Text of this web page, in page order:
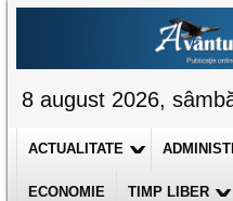
8 august 2026,
ACTUALITATE
ECONOMIE TIMP LIBER